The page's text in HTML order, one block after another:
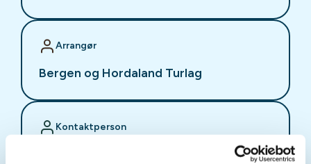
Arrangør
Bergen og Hordaland Turlag
Kontaktperson